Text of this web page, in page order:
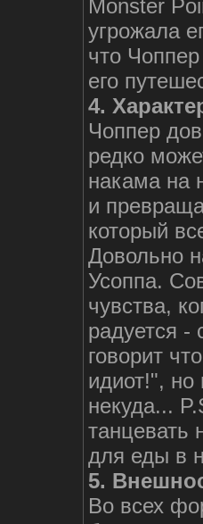
Monster
угрожала
что
его
4.
Чоппер
редко
накама на
и
который
Довольно
Усоппа.
чувства,
радуется -
говорит
идиот!", но
некуда...
танцевать
для еды в
5.
Во всех